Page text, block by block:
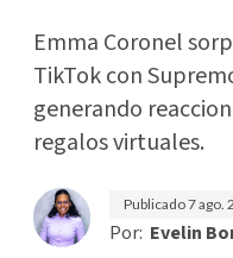
Emma Coronel
TikTok con
generando
regalos virtuales.
Publicado7 ago.
Por: Evelin